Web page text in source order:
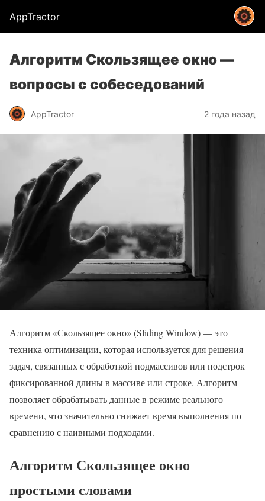
AppTractor
Алгоритм Скользящее окно —
вопросы с собеседований
AppTractor 2 года назад
Алгоритм «Скользящее окно» (Sliding Window) — это
техника оптимизации, которая используется для решения
задач, связанных с обработкой подмассивов или подстрок
фиксированной длины в массиве или строке. Алгоритм
позволяет обрабатывать данные в режиме реального
времени, что значительно снижает время выполнения по
сравнению с наивными подходами.
Алгоритм Скользящее окно
простыми словами